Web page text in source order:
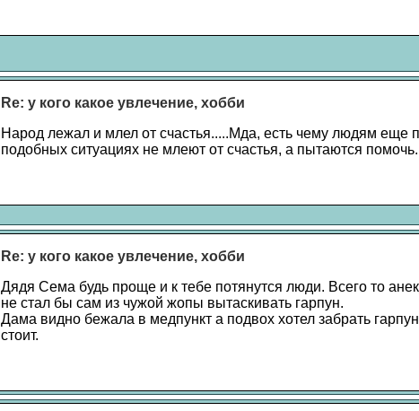
Re: у кого какое увлечение, хобби
Народ лежал и млел от счастья.....Мда, есть чему людям еще
подобных ситуациях не млеют от счастья, а пытаются помочь.
Re: у кого какое увлечение, хобби
Дядя Сема будь проще и к тебе потянутся люди. Всего то
не стал бы сам из чужой жопы вытаскивать гарпун.
Дама видно бежала в медпункт а подвох хотел забрать
стоит.